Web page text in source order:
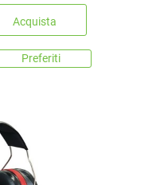
Acquista
Preferiti